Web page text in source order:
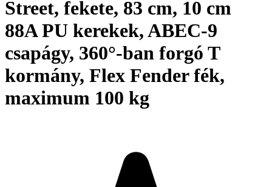
Street, fekete, 83 cm, 10 cm
88A PU kerekek, ABEC-9
csapágy, 360°-ban forgó T
kormány, Flex Fender fék,
maximum 100 kg